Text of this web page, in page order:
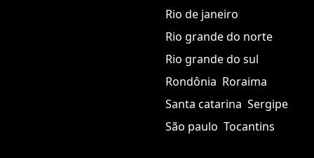
Rio de janeiro
Rio grande do norte
Rio grande do sul
Rondônia Roraima
Santa catarina Sergipe
São paulo Tocantins